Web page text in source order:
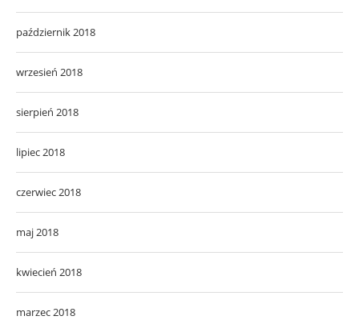
październik 2018
wrzesień 2018
sierpień 2018
lipiec 2018
czerwiec 2018
maj 2018
kwiecień 2018
marzec 2018